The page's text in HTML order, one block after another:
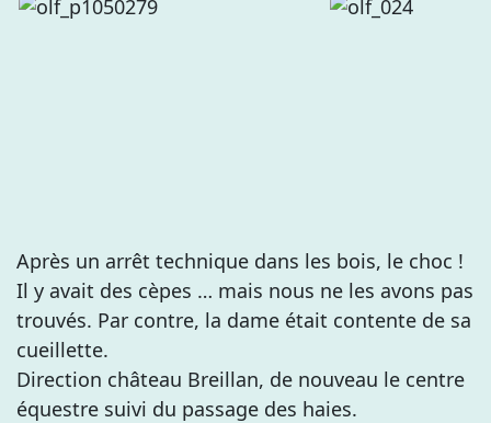
Après un arrêt technique dans les bois, le choc !
Il y avait des cèpes … mais nous ne les avons pas
trouvés. Par contre, la dame était contente de sa
cueillette.
Direction château Breillan, de nouveau le centre
équestre suivi du passage des haies.